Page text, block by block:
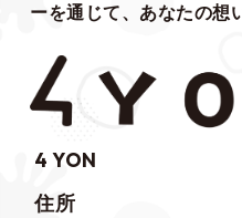
ーを通じて、あなたの想
4 YON
住所